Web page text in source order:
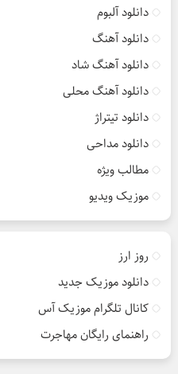
دانلود آلبوم
دانلود آهنگ
دانلود آهنگ شاد
دانلود آهنگ محلی
دانلود تیتراژ
دانلود مداحی
مطالب ویژه
موزیک ویدیو
روز ارز
دانلود موزیک جدید
کانال تلگرام موزیک آس
راهنمای رایگان مهاجرت